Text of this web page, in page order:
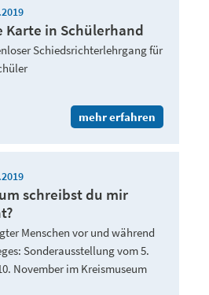
Karte in Schülerhand
Schiedsrichterlehrgang für
mehr erfahren
schreibst du mir
Menschen vor und während
Sonderausstellung vom 5.
November im Kreismuseum